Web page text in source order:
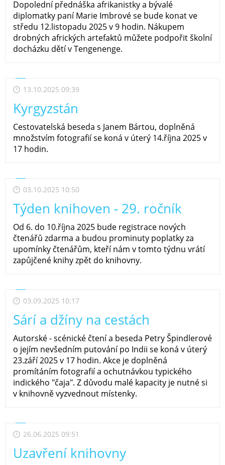
Dopolední přednáška afrikanistky a bývalé
diplomatky paní Marie Imbrové se bude konat ve
středu 12.listopadu 2025 v 9 hodin. Nákupem
drobných afrických artefaktů můžete podpořit školní
docházku dětí v Tengenenge.
13.10.2025 09:39
Kyrgyzstán
Cestovatelská beseda s Janem Bártou, doplněná
množstvím fotografií se koná v úterý 14.října 2025 v
17 hodin.
03.10.2025 10:50
Týden knihoven - 29. ročník
Od 6. do 10.října 2025 bude registrace nových
čtenářů zdarma a budou prominuty poplatky za
upomínky čtenářům, kteří nám v tomto týdnu vrátí
zapůjčené knihy zpět do knihovny.
03.09.2025 10:17
Sárí a džíny na cestách
Autorské - scénické čtení a beseda Petry Špindlerové
o jejím nevšedním putování po Indii se koná v úterý
23.září 2025 v 17 hodin. Akce je doplněná
promítáním fotografií a ochutnávkou typického
indického "čaja". Z důvodu malé kapacity je nutné si
v knihovně vyzvednout místenky.
26.06.2025 09:51
Uzavření knihovny